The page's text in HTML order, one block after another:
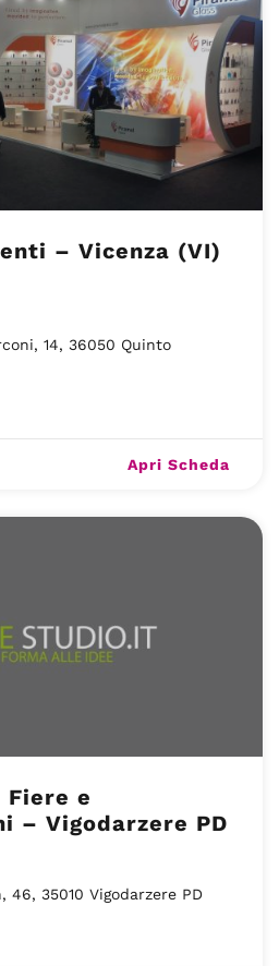
– Vicenza (VI)
14, 36050 Quinto
Apri Scheda
Fiere e
– Vigodarzere PD
46, 35010 Vigodarzere PD